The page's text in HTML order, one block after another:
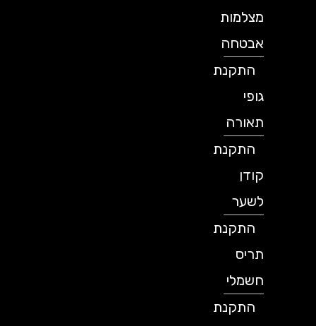
מצלמות
אבטחה
התקנת
תאורה
התקנת
לשער
התקנת
תריס
חשמלי
התקנת